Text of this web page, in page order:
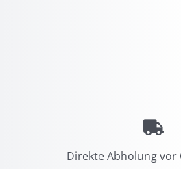
Direkte Abholung vor